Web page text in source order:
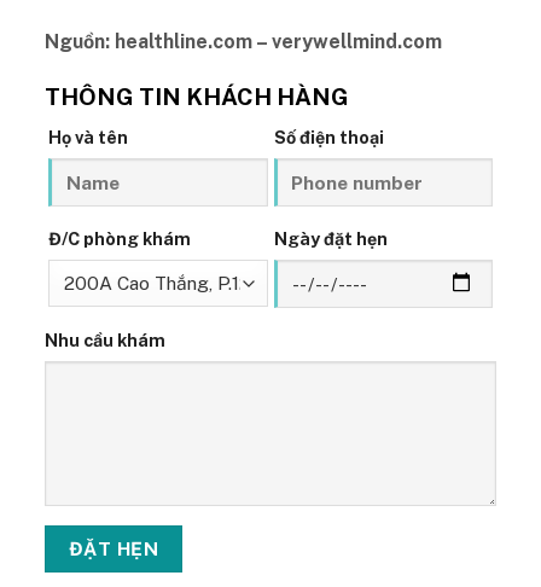
Nguồn: healthline.com – verywellmind.com
THÔNG TIN KHÁCH HÀNG
Họ và tên Số điện thoại
Đ/C phòng khám Ngày đặt hẹn
Nhu cầu khám